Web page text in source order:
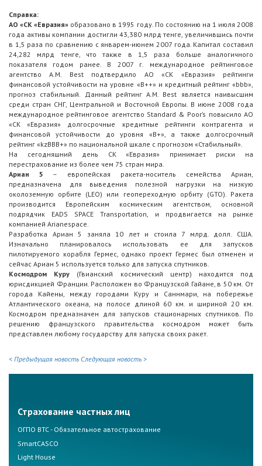
Справка:
АО «СК «Евразия» образовано в 1995 году. По состоянию на 1 июля 2008
года активы компании достигли 43,380 млрд тенге, увеличившись почти
в 1,5 раза по сравнению с январем-июнем 2007 года. Капитал составил
24,282 млрд тенге, что также в 1,5 раза больше аналогичного
показателя годом ранее. В 2007 г. международное рейтинговое
агентство A.M. Best подтвердило АО «СК «Евразия» рейтинги
финансовой устойчивости на уровне «B++» и кредитный рейтинг «bbb»,
прогноз стабильный. Данный рейтинг A.M. Best является наивысшим
среди стран СНГ, Центральной и Восточной Европы. В июне 2008 года
международное рейтинговое агентство Standard & Poor’s повысило АО
«СК «Евразия» долгосрочные кредитные рейтинги контрагента и
финансовой устойчивости до уровня «В+», а также долгосрочный
рейтинг «kzBBB+» по национальной шкале с прогнозом «Стабильный».
На сегодняшний день СК «Евразия» принимает риски на
перестрахование из более чем 75 стран мира.
Ариан 5 – европейская ракета-носитель семейства Ариан,
предназначена для выведения полезной нагрузки на низкую
околоземную орбите (LEO) или геопереходную орбиту (GTO). Ракета
производится Европейским космическим агентством, основной
подрядчик EADS SPACE Transportation, и продвигается на рынке
компанией Arianespace.
Разработка Ариан 5 заняла 10 лет и стоила 7 млрд. долл. США.
Изначально планировалось использовать ее для запусков
пилотируемого корабля Гермес, однако проект Гермес был отменен и
сейчас Ариан 5 используется только для запуска спутников.
Космодром Куру (Гвианский космический центр) находится под
юрисдикцией Франции. Расположен во Французской Гайане, в 50 км. От
города Кайены, между городами Куру и Саннмари, на побережье
Атлантического океана, на полосе длиной 60 км. и шириной 20 км.
Космодром предназначен для запусков стационарных спутников. По
решению французского правительства космодром может быть
представлен любому государству для запуска своих ракет.
< Предыдущая новость Следующая новость >
Страхование частных лиц
ОГПО ВТС - Обязательное автострахование
SmartCASCO
Light House